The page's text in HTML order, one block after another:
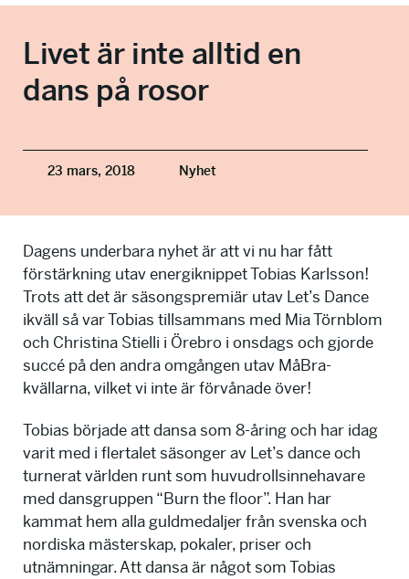
Livet är inte alltid en
dans på rosor
23 mars, 2018 Nyhet
Dagens underbara nyhet är att vi nu har fått
förstärkning utav energiknippet Tobias Karlsson!
Trots att det är säsongspremiär utav Let’s Dance
ikväll så var Tobias tillsammans med Mia Törnblom
och Christina Stielli i Örebro i onsdags och gjorde
succé på den andra omgången utav MåBra-
kvällarna, vilket vi inte är förvånade över!
Tobias började att dansa som 8-åring och har idag
varit med i flertalet säsonger av Let’s dance och
turnerat världen runt som huvudrollsinnehavare
med dansgruppen “Burn the floor”. Han har
kammat hem alla guldmedaljer från svenska och
nordiska mästerskap, pokaler, priser och
utnämningar. Att dansa är något som Tobias